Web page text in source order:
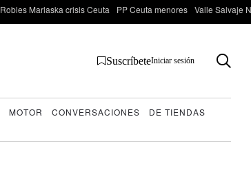
Robles Marlaska crisis Ceuta PP Ceuta menores Valle Salvaje
SuscríbeteIniciar sesión
MOTOR CONVERSACIONES
DE TIENDAS